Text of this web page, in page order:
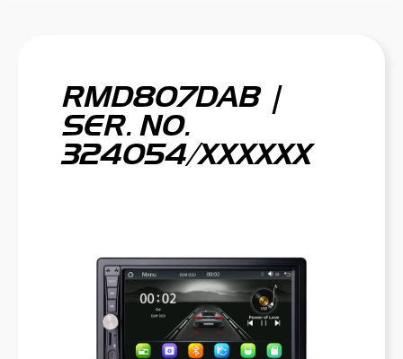
RMD807DAB |
SER. NO.
324054/XXXXXX